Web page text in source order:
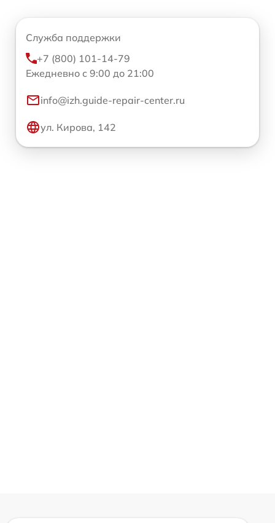
Служба поддержки
+7 (800) 101-14-79
Ежедневно с 9:00 до 21:00
info@izh.guide-repair-center.ru
ул. Кирова, 142